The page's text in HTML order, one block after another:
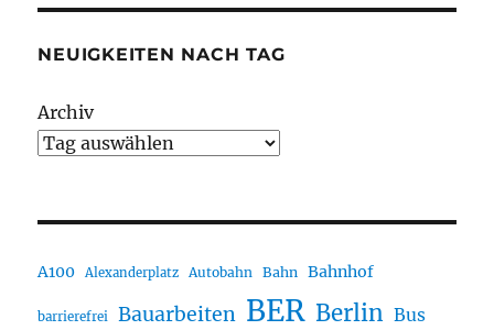
NEUIGKEITEN NACH TAG
Archiv
A100 Alexanderplatz Autobahn Bahn Bahnhof
barrierefrei Bauarbeiten BER Berlin Bus